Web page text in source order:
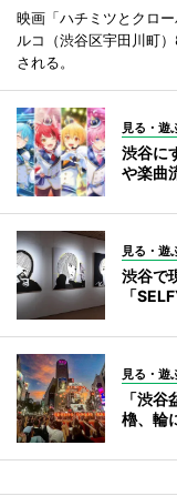
映画「ハチミツとクロ
ルコ（渋谷区宇田川町
される。
見る・遊
渋谷に
や楽曲
見る・遊
渋谷で
「
見る・遊
「渋
櫓、輪